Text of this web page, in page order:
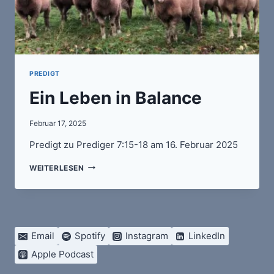
PREDIGT
Ein Leben in Balance
Februar 17, 2025
Predigt zu Prediger 7:15-18 am 16. Februar 2025
WEITERLESEN EIN
IN
Email Spotify Instagram
LinkedIn
Apple Podcast